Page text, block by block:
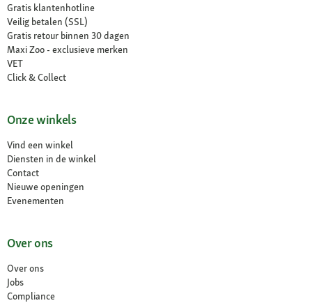
Gratis klantenhotline
Veilig betalen (SSL)
Gratis retour binnen 30 dagen
Maxi Zoo - exclusieve merken
VET
Click & Collect
Onze winkels
Vind een winkel
Diensten in de winkel
Contact
Nieuwe openingen
Evenementen
Over ons
Over ons
Jobs
Compliance